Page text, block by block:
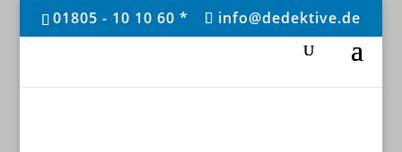
01805 - 10 10 60 * info@dedektive.de